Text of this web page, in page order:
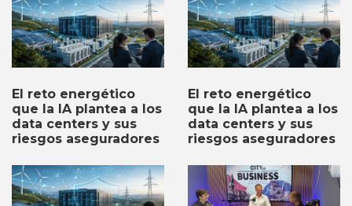
El reto energético
que la IA plantea a los
data centers y sus
riesgos aseguradores
El reto energético
que la IA plantea a los
data centers y sus
riesgos aseguradores